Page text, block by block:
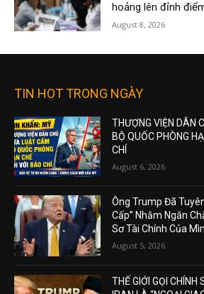
hoảng lên đỉnh
August 8, 2026
TIN HOT TRONG NGÀY
THƯỢNG VIỆN DÂN
BỘ QUỐC PHÒNG
CHÍ
August 6, 2026
Ông Trump Đã
Cấp” Nhằm Ngăn
Sơ Tài Chính Của
August 5, 2026
THẾ GIỚI GỌI